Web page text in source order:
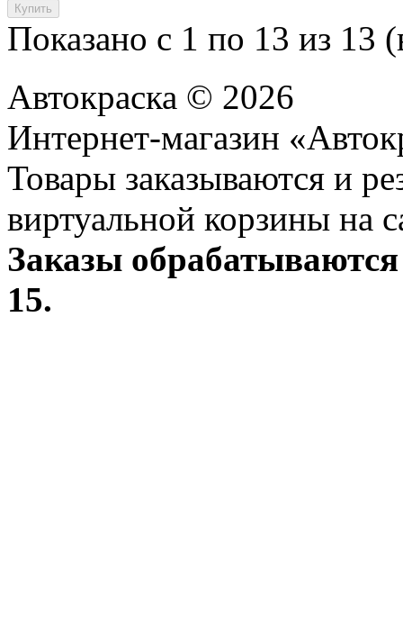
Показано с 1 по 13 из 13
Автокраска © 2026
Интернет-магазин
Товары заказываются и
виртуальной корзины на
Заказы
15.